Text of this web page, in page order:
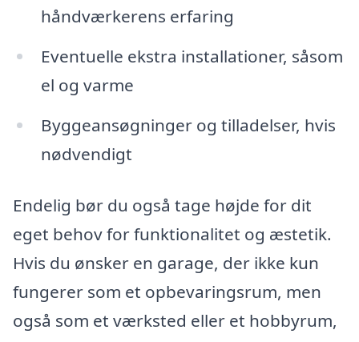
håndværkerens erfaring
Eventuelle ekstra installationer, såsom
el og varme
Byggeansøgninger og tilladelser, hvis
nødvendigt
Endelig bør du også tage højde for dit
eget behov for funktionalitet og æstetik.
Hvis du ønsker en garage, der ikke kun
fungerer som et opbevaringsrum, men
også som et værksted eller et hobbyrum,